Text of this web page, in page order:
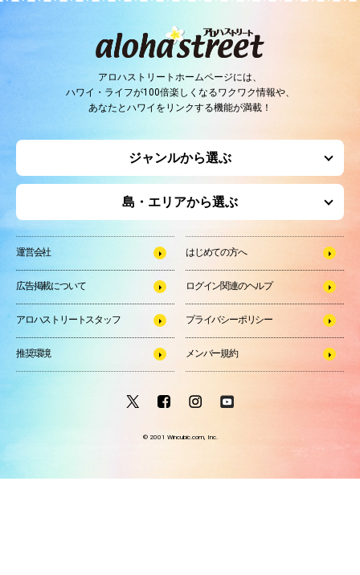
アロハストリートホームページには、
ハワイ・ライフが100倍楽しくなるワクワク情報や、
あなたとハワイをリンクする機能が満載！
ジャンルから選ぶ
島・エリアから選ぶ
運営会社 はじめての方へ
広告掲載について ログイン関連のヘルプ
アロハストリートスタッフ プライバシーポリシー
推奨環境 メンバー規約
© 2001 Wincubic.com, Inc.